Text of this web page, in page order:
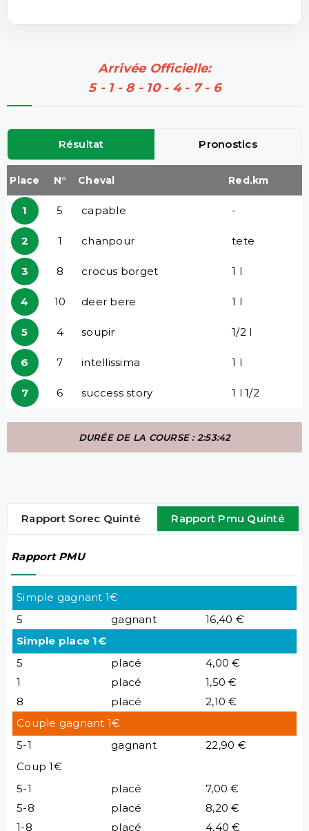
Arrivée Officielle:
5 - 1 - 8 - 10 - 4 - 7 - 6
Résultat Pronostics
Place N° Cheval Red.km
1 5 capable -
2 1 chanpour tete
3 8 crocus borget 1 l
4 10 deer bere 1 l
5 4 soupir 1/2 l
6 7 intellissima 1 l
7 6 success story 1 l 1/2
DURÉE DE LA COURSE : 2:53:42
Rapport Sorec Quinté Rapport Pmu Quinté
Rapport PMU
Simple gagnant 1€
5
gagnant
16,40 €
Simple place 1€
5
placé
4,00 €
1
placé
1,50 €
8
placé
2,10 €
Couple gagnant 1€
5-1
gagnant
22,90 €
Coup 1€
5-1
placé
7,00 €
5-8
placé
8,20 €
1-8
placé 4,40 €